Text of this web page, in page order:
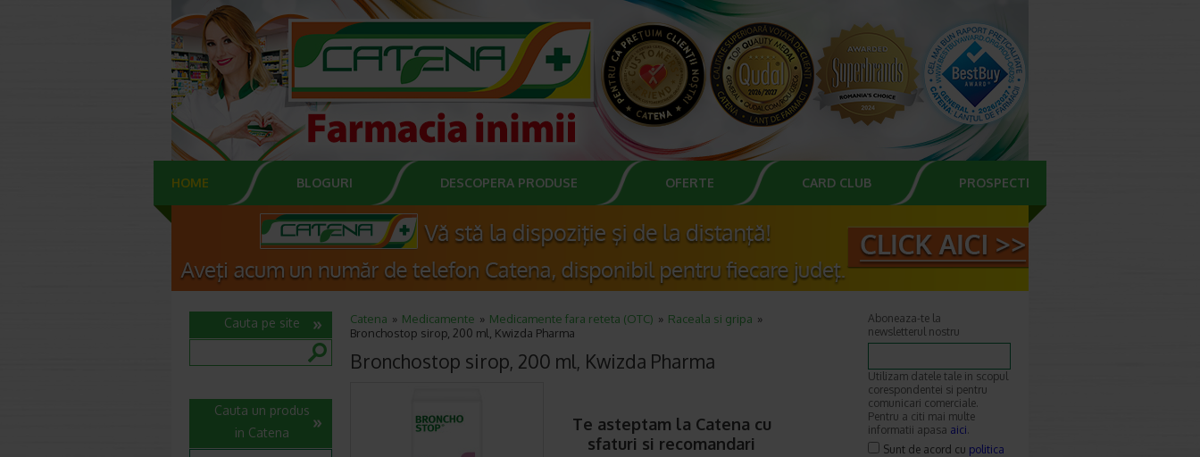
HOME BLOGURI DESCOPERA PRODUSE OFERTE CARD CLUB PROSPECTE
Catena Medicamente Medicamente fara reteta (OTC)
Raceala si gripa
Bronchostop sirop, 200 ml, Kwizda Pharma
Bronchostop sirop, 200 ml, Kwizda Pharma
Te asteptam la Catena cu
sfaturi si recomandari
Cauta pe site
Cauta un produs
in Catena
Aboneaza-te la
newsletterul nostru
Utilizam datele tale in scopul
corespondentei si pentru
comunicari comerciale.
Pentru a citi mai multe
informatii apasa aici.
Sunt de acord cu politica